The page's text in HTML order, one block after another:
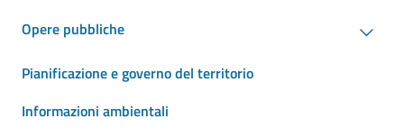
Opere pubbliche
Pianificazione e governo del territorio
Informazioni ambientali